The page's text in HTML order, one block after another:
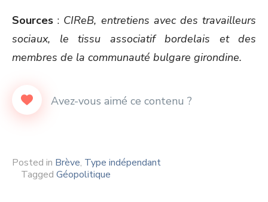
Sources : CIReB, entretiens avec des travailleurs
sociaux, le tissu associatif bordelais et des
membres de la communauté bulgare girondine.
Posted in Brève, Type indépendant
Tagged Géopolitique